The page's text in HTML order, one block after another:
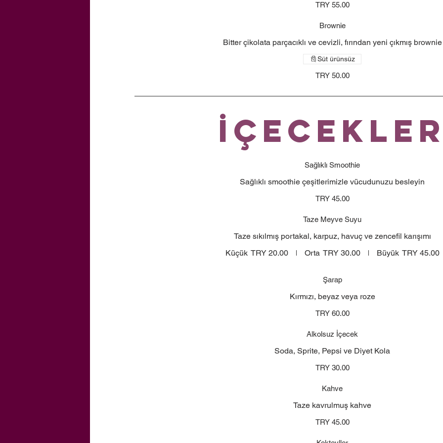
TRY 55.00
Brownie
Bitter çikolata parçacıklı ve cevizli, fırından yeni çıkmış brownie
TRY 50.00
Süt ürünsüz
Sağlıklı Smoothie
Sağlıklı smoothie çeşitlerimizle vücudunuzu besleyin
TRY 45.00
Taze Meyve Suyu
Taze sıkılmış portakal, karpuz, havuç ve zencefil karışımı
Küçük TRY 20.00 Orta TRY 30.00 Büyük TRY 45.00
Şarap
Kırmızı, beyaz veya roze
TRY 60.00
Alkolsuz İçecek
Soda, Sprite, Pepsi ve Diyet Kola
TRY 30.00
Kahve
Taze kavrulmuş kahve
TRY 45.00